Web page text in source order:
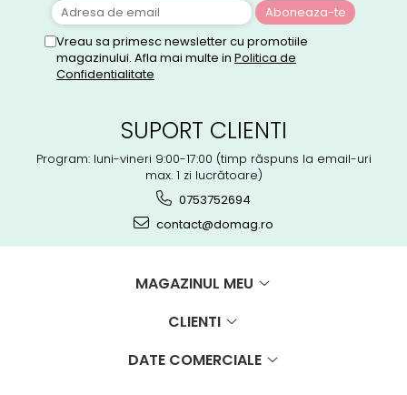
Vreau sa primesc newsletter cu promotiile
magazinului. Afla mai multe in Politica de
Confidentialitate
SUPORT CLIENTI
Program: luni-vineri 9:00-17:00 (timp răspuns la email-uri
max. 1 zi lucrătoare)
0753752694
contact@domag.ro
MAGAZINUL MEU
CLIENTI
DATE COMERCIALE